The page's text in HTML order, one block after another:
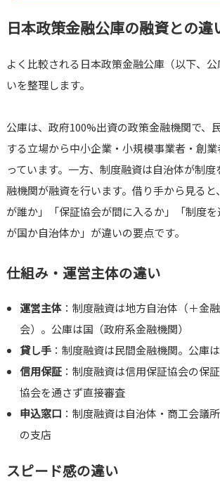
日本政策金融公庫の融資との違
よく比較される日本政策金融公庫（以下、
いを整理します。
公庫は、政府100%出資の政策金融機関で、
する立場から中小企業・小規模事業者・創
っています。一方、制度融資は自治体が制
融機関が融資を行います。借り手から見る
が誰か」「保証協会が間に入るか」「制度
が国か自治体か」が違いの要点です。
仕組み・運営主体の違い
運営主体 ：制度融資は地方自治体（＋金
会）。公庫は国（政府系金融機関）
貸し手 ：制度融資は民間金融機関。公庫
信用保証 ：制度融資は信用保証協会の保
協会を通さず直接審査
申込窓口 ：制度融資は自治体・商工会議
の支店
スピード感の違い